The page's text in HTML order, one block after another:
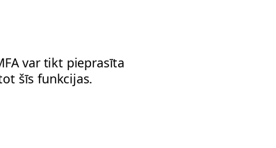
var tikt pieprasīta
šīs funkcijas.